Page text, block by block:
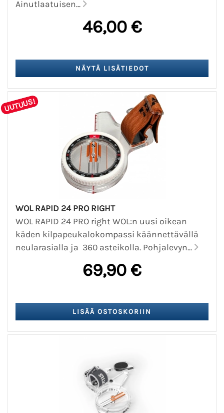
Ainutlaatuisen...
46,00 €
UUTUUS!
WOL RAPID 24 PRO RIGHT
WOL RAPID 24 PRO right WOL:n uusi oikean
käden kilpapeukalokompassi käännettävällä
neularasialla ja 360 asteikolla. Pohjalevyn...
69,90 €